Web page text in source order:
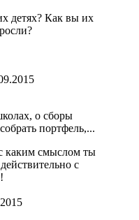
детях? Как вы их
о сборы
портфель,...
каким смыслом ты
с